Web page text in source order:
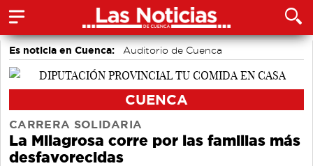
Es noticia en Cuenca: Auditorio de Cuenca
CUENCA
CARRERA SOLIDARIA
La Milagrosa corre por las familias más
desfavorecidas